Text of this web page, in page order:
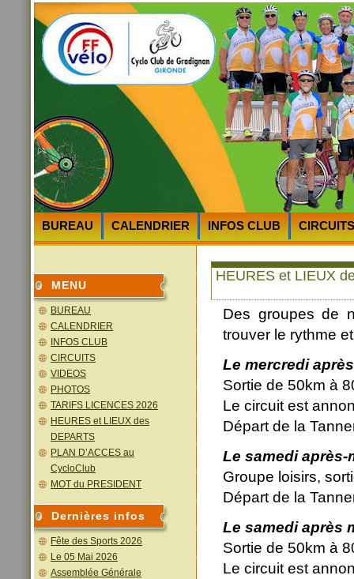
BUREAU CALENDRIER INFOS CLUB
CIRCUITS
MENU
BUREAU
CALENDRIER
INFOS CLUB
CIRCUITS
VIDEOS
PHOTOS
TARIFS LICENCES 2026
HEURES et LIEUX des
DEPARTS
PLAN D’ACCES au
CycloClub
MOT du PRESIDENT
Dernières infos
Fête des Sports 2026
Le 05 Mai 2026
Assemblée Générale
HEURES et LIEUX
Des groupes de
trouver le rythme
Le mercredi
Sortie de 50km à
Le circuit est
Départ de la
Le samediaprès-
Groupe loisirs,
Départ de la
Le samedi après
Sortie de 50km à
Le circuit est